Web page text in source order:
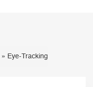
» Eye-Tracking